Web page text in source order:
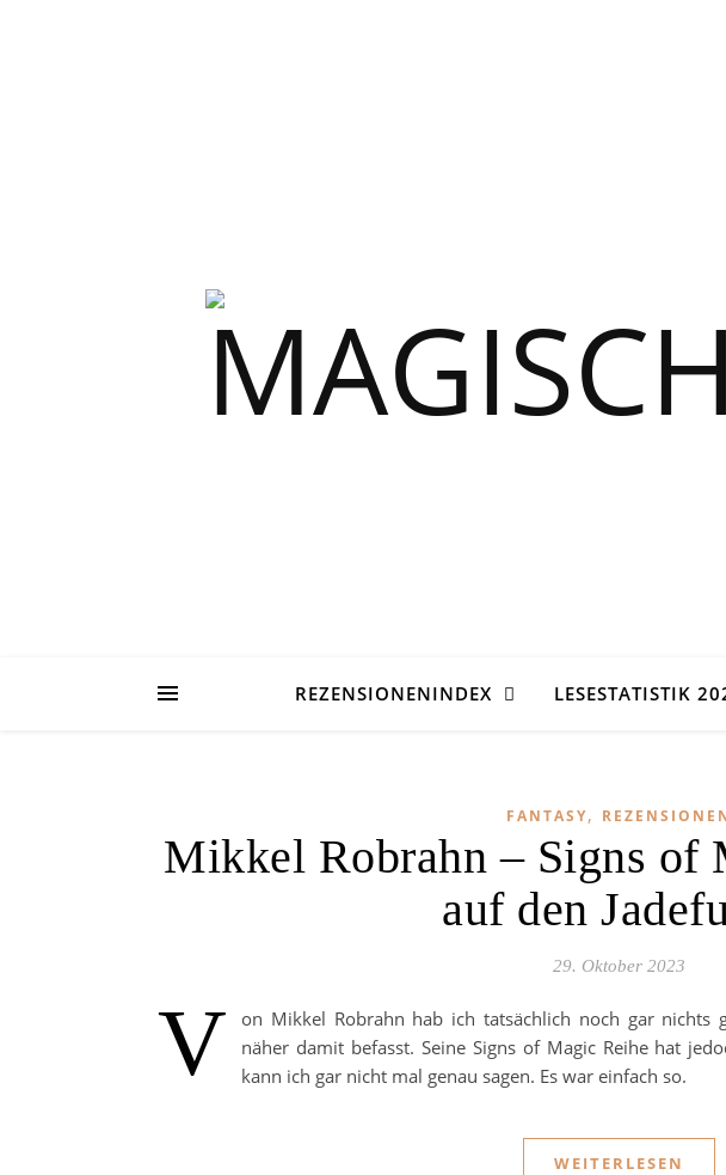
REZENSIONENINDEX LESESTATISTIK
FANTASY,
Mikkel Robrahn – Signs of
auf den
29. Oktober 2023
V
on Mikkel Robrahn hab ich tatsächlich noch gar nichts
näher damit befasst. Seine Signs of Magic Reihe hat
kann ich gar nicht mal genau sagen. Es war einfach so.
WEITERLESEN